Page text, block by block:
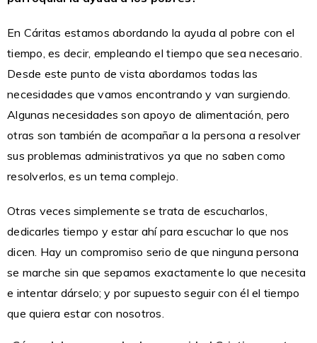
En Cáritas estamos abordando la ayuda al pobre con el
tiempo, es decir, empleando el tiempo que sea necesario.
Desde este punto de vista abordamos todas las
necesidades que vamos encontrando y van surgiendo.
Algunas necesidades son apoyo de alimentación, pero
otras son también de acompañar a la persona a resolver
sus problemas administrativos ya que no saben como
resolverlos, es un tema complejo.
Otras veces simplemente se trata de escucharlos,
dedicarles tiempo y estar ahí para escuchar lo que nos
dicen. Hay un compromiso serio de que ninguna persona
se marche sin que sepamos exactamente lo que necesita
e intentar dárselo; y por supuesto seguir con él el tiempo
que quiera estar con nosotros.